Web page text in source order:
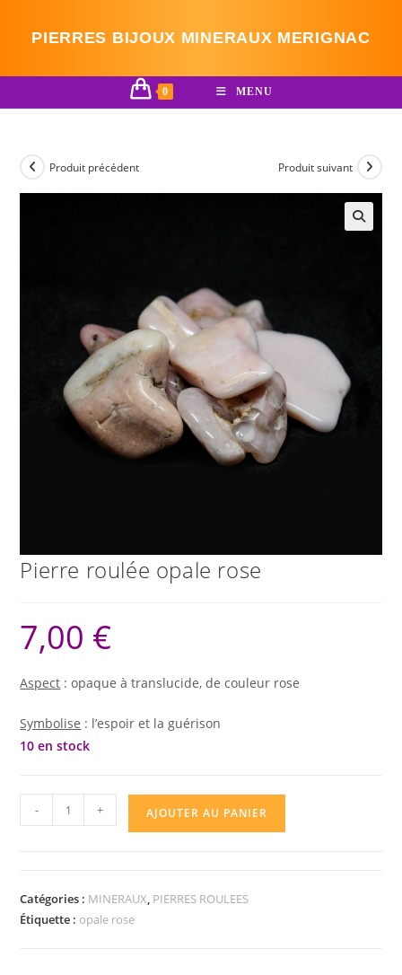
PIERRES BIJOUX MINERAUX MERIGNAC
0 MENU
Produit précédent Produit suivant
Pierre roulée opale rose
7,00 €
Aspect : opaque à translucide, de couleur rose
Symbolise : l’espoir et la guérison
10 en stock
quantité
de
opale
rose
- + AJOUTER AU PANIER
Catégories : MINERAUX, PIERRES ROULEES
Étiquette : opale rose